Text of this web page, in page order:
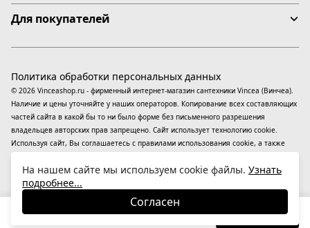
191 425₽
147 250₽ -23% В корзину
Для покупателей
© 2026 Vinceashop.ru - фирменный интернет-магазин сантехники Vincea (Винчеа).
Наличие и цены уточняйте у наших операторов. Копирование всех составляющих
частей сайта в какой бы то ни было форме без письменного разрешения
владельцев авторских прав запрещено. Сайт использует технологию cookie.
Используя сайт, Вы соглашаетесь с правилами использования cookie, а также
применяютсярекомендательные технологии(информационные технологии
предоставления информации на основе сбора, систематизации и анализа
сведений, относящихся к предпочтениям пользователей сети «Интернет»,
находящихся на территории Российской Федерации).
Политика обработки персональных данных
На нашем сайте мы используем cookie файлы. Узнать
подробнее...
Согласен